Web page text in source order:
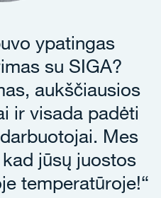
ypatingas
su SIGA?
aukščiausios
ir visada padėti
Mes
jūsų juostos
temperatūroje!“